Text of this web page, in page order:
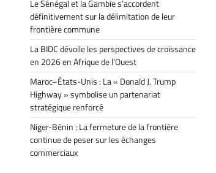
Le Sénégal et la Gambie s’accordent
définitivement sur la délimitation de leur
frontière commune
La BIDC dévoile les perspectives de croissance
en 2026 en Afrique de l’Ouest
Maroc–États-Unis : La « Donald J. Trump
Highway » symbolise un partenariat
stratégique renforcé
Niger-Bénin : La fermeture de la frontière
continue de peser sur les échanges
commerciaux